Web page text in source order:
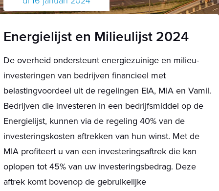
Energielijst en Milieulijst 2024
De overheid ondersteunt energiezuinige en milieu-
investeringen van bedrijven financieel met
belastingvoordeel uit de regelingen EIA, MIA en Vamil.
Bedrijven die investeren in een bedrijfsmiddel op de
Energielijst, kunnen via de regeling 40% van de
investeringskosten aftrekken van hun winst. Met de
MIA profiteert u van een investeringsaftrek die kan
oplopen tot 45% van uw investeringsbedrag. Deze
aftrek komt bovenop de gebruikelijke